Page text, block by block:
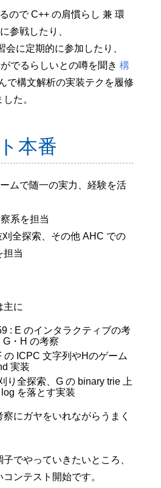
ので C++ の肩慣らし 兼 環
参戦したり、
に定期的に参加したり、
でるらしいとの噂を聞き 構
で構文解析の実装テクを履修
た。
本番
ムで随一の実力、経験を活
系を担当
全探索、その他 AHC での
担当
主に
: E のインタラクティブの考
G・H の考察
の ICPC 文字列やHのゲーム
実装
り全探索、G の binary trie 上
を落とす実装
にガヤをいれながらうまく
でやっていきたいところ、
ンテスト開始です。